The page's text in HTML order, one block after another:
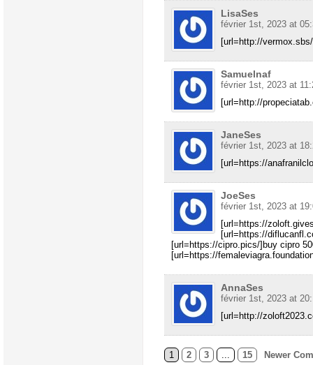
LisaSes
février 1st, 2023 at
[url=http://
Samuelnaf
février 1st, 2023 at
[url=http://
JaneSes
février 1st, 2023 at
[url=https://
JoeSes
février 1st, 2023 at
[url=https://
[url=https://
[url=https://cipro.pics/]buy cipro
[url=https://
AnnaSes
février 1st, 2023 at
[url=http://
1 2 3 ... 15 Newer